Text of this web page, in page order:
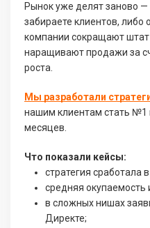
Рынок уже делят заново
забираете клиентов, либо
компании сокращают
наращивают продажи за
роста.
Мы разработали
нашим клиентам стать №1
месяцев.
Что показали кейсы:
стратегия сработала
средняя окупаемость
в сложных нишах
Директе;